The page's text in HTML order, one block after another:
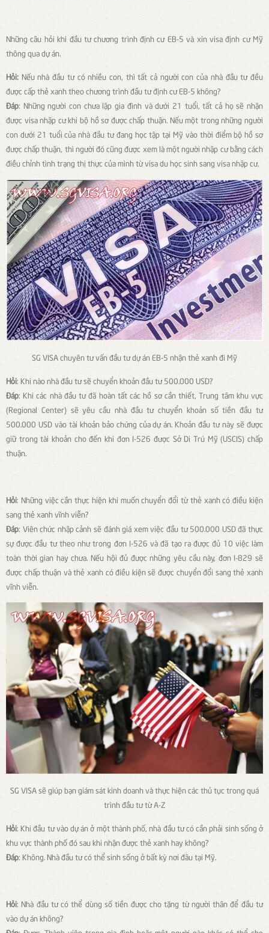
Những câu hỏi khi đầu tư chương trình định cư EB-5 và xin visa định cư Mỹ
thông qua dự án.
Hỏi: Nếu nhà đầu tư có nhiều con, thì tất cả người con của nhà đầu tư đều
được cấp thẻ xanh theo chương trình đầu tư định cư EB-5 không?
Đáp: Những người con chưa lập gia đình và dưới 21 tuổi, tất cả họ sẽ nhận
được visa nhập cư khi bộ hồ sơ được chấp thuận. Nếu một trong những người
con dưới 21 tuổi của nhà đầu tư đang học tập tại Mỹ vào thời điểm bộ hồ sơ
được chấp thuận, thì người đó cũng được xem là một người nhập cư bằng cách
điều chỉnh tình trạng thị thực của mình từ visa du học sinh sang visa nhập cư.
SG VISA chuyên tư vấn đầu tư dự án EB-5 nhận thẻ xanh đi Mỹ
Hỏi: Khi nào nhà đầu tư sẽ chuyển khoản đầu tư 500.000 USD?
Đáp: Khi các nhà đầu tư đã hoàn tất các hồ sơ cần thiết, Trung tâm khu vực
(Regional Center) sẽ yêu cầu nhà đầu tư chuyển khoản số tiền đầu tư
500.000 USD vào tài khoản bảo chứng của dự án. Khoản đầu tư này sẽ được
giữ trong tài khoản cho đến khi đơn I-526 được Sở Di Trú Mỹ (USCIS) chấp
thuận.
Hỏi: Những việc cần thực hiện khi muốn chuyển đổi từ thẻ xanh có điều kiện
sang thẻ xanh vĩnh viễn?
Đáp: Viên chức nhập cảnh sẽ đánh giá xem việc đầu tư 500.000 USD đã thực
sự được đầu tư theo như trong đơn I-526 và đã tạo ra được đủ 10 việc làm
toàn thời gian hay chưa. Nếu hội đủ được những yêu cầu này, đơn I-829 sẽ
được chấp thuận và thẻ xanh có điều kiện sẽ được chuyển đổi sang thẻ xanh
vĩnh viễn.
SG VISA sẽ giúp bạn giám sát kinh doanh và thực hiện các thủ tục trong quá
trình đầu tư từ A-Z
Hỏi: Khi đầu tư vào dự án ở một thành phố, nhà đầu tư có cần phải sinh sống ở
khu vực thành phố đó sau khi nhận được thẻ xanh hay không?
Đáp: Không. Nhà đầu tư có thể sinh sống ở bất kỳ nơi đâu tại Mỹ.
Hỏi: Nhà đầu tư có thể dùng số tiền được cho tặng từ người thân để đầu tư
vào dự án không?